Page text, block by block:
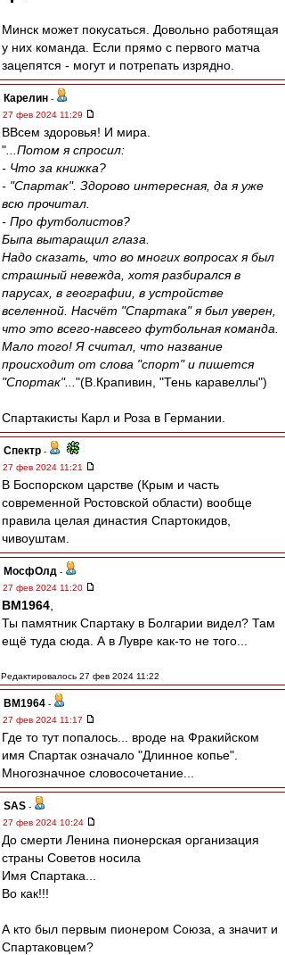
Минск может покусаться. Довольно работящая
у них команда. Если прямо с первого матча
зацепятся - могут и потрепать изрядно.
Карелин -
27 фев 2024 11:29
ВВсем здоровья! И мира.
" ...Потом я спросил:
- Что за книжка?
- "Спартак". Здорово интересная, да я уже
всю прочитал.
- Про футболистов?
Быпа вытаращил глаза.
Надо сказать, что во многих вопросах я был
страшный невежда, хотя разбирался в
парусах, в географии, в устройстве
вселенной. Насчёт "Спартака" я был уверен,
что это всего-навсего футбольная команда.
Мало того! Я считал, что название
происходит от слова "спорт" и пишется
"Спортак"... "(В.Крапивин, "Тень каравеллы")
Спартакисты Карл и Роза в Германии.
Спектр -
27 фев 2024 11:21
В Боспорском царстве (Крым и часть
современной Ростовской области) вообще
правила целая династия Спартокидов,
чивоуштам.
МосфОлд -
27 фев 2024 11:20
BM1964
Ты памятник Спартаку в Болгарии видел? Там
ещё туда сюда. А в Лувре как-то не того...
Редактировалось 27 фев 2024 11:22
BM1964 -
27 фев 2024 11:17
Где то тут попалось... вроде на Фракийском
имя Спартак означало "Длинное копье".
Многозначное словосочетание...
SAS -
27 фев 2024 10:24
До смерти Ленина пионерская организация
страны Советов носила
Имя Спартака...
Во как!!!
А кто был первым пионером Союза, а значит и
Спартаковцем?